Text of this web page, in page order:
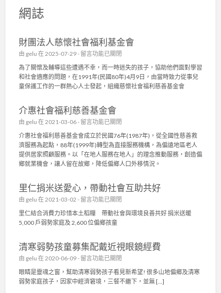
網誌
財團法人慈懷社會福利基金會
由 gelu 在 2025-07-29 - 在
〈
財
團
法
慈
懷
會
福
利
基
會
中
留言功能已關閉
為了關懷及輔導這些遭遇不幸，而一時迷失的孩子，協助他們面對學習
和社會適應的問題，在1991年(民國80年)4月9日，由當時致力從事兒
童保護工作的一群熱心人士發起，組織慈懷社會福利慈善基金會
介惠社會福利慈善基金會
由 gelu 在 2021-03-06 - 在
〈
介
惠
社
會
利
慈
基
金
〉
中
留言功能已關閉
介惠社會福利慈善基金會成立於民國76年(1987年)，從全國性慈善救
濟服務為起點，88年(1999年)轉型為直接服務機構，為偏遠地區老人
提供居家照顧服務。以「在地人服務在地人」的理念推動服務，創造偏
鄉就業機會，讓人留在故鄉，降低偏鄉人口外移情況。
里仁捐米送愛心，帶動社會互助共好
由 gelu 在 2021-03-02 - 在
〈
里
仁
米
送
心
，
留言功能已關閉
里仁結合消費力珍惜本土稻糧 帶動社會與環境良善共好 捐米送暖
5,000 戶弱勢家庭及 2,600 位偏鄉孩童
清寒弱勢孩童募集配戴近視眼鏡經費
由 gelu 在 2020-06-09 - 在
〈
清
寒
留言功能已關閉
眼睛是靈魂之窗，幫助清寒弱勢孩子看見新希望! 很多山地偏鄉及清寒
弱勢家庭孩子，因家中經濟窘境，三餐不繼下，並無 […]